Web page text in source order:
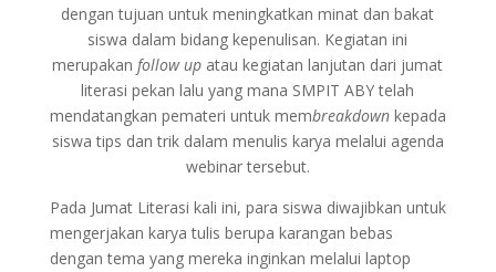
dengan tujuan untuk meningkatkan minat dan bakat
siswa dalam bidang kepenulisan. Kegiatan ini
merupakanfollow up atau kegiatan lanjutan dari jumat
literasi pekan lalu yang mana SMPIT ABY telah
mendatangkan pemateri untuk membreakdownkepada
siswa tips dan trik dalam menulis karya melalui agenda
webinar tersebut.
Pada Jumat Literasi kali ini, para siswa diwajibkan untuk
mengerjakan karya tulis berupa karangan bebas
dengan tema yang mereka inginkan melalui laptop